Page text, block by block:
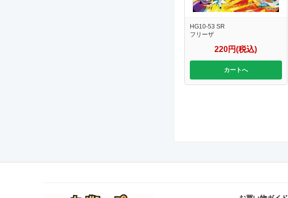
HG10-53 SR
フリーザ
220円(税込)
カートへ